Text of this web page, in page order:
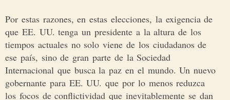
Por estas razones, en estas elecciones, la exigencia de
que EE. UU. tenga un presidente a la altura de los
tiempos actuales no solo viene de los ciudadanos de
ese país, sino de gran parte de la Sociedad
Internacional que busca la paz en el mundo. Un nuevo
gobernante para EE. UU. que por lo menos reduzca
los focos de conflictividad que inevitablemente se dan